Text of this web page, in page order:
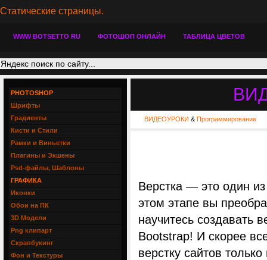
Статические страницы.
WWW BOTSETTO RU ФОТОШОП ОНЛАЙН ТАБЛИЦА ЦВЕТОВ
ВИДЕОУРОКИ & Программирование
Верстка — это один
этом этапе вы
научитесь создавать
Bootstrap! И скорее
верстку сайтов
PHOTOSHOP
Шрифты
Градиенты
Кисти и Стили
Рамки и Виньетки
Плагины и Экшены
Psd-файлы, Шаблоны
ГРАФИКА
Иконки
Обои на ПК
3D Модели
Png клипарт
Скрапбукинг
Фон и Текстуры